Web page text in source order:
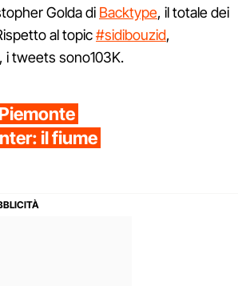
Golda di Backtype, il totale dei
al topic#sidibouzid,
i tweets sono103K.
il fiume